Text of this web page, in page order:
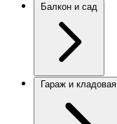
Балкон и сад
Гараж и кладовая